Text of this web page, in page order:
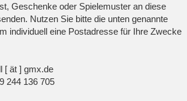
Geschenke oder Spielemuster an diese
Nutzen Sie bitte die unten genannte
individuell eine Postadresse für Ihre Zwecke
[ ät ] gmx.de
244 136 705